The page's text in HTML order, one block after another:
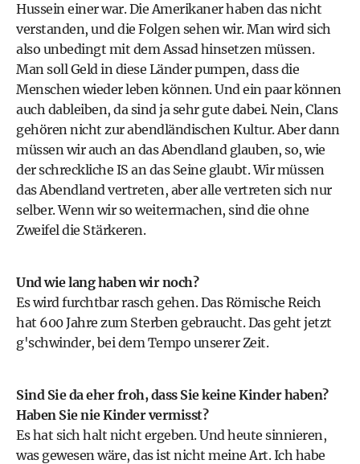
Hussein einer war. Die Amerikaner haben das nicht
verstanden, und die Folgen sehen wir. Man wird sich
also unbedingt mit dem Assad hinsetzen müssen.
Man soll Geld in diese Länder pumpen, dass die
Menschen wieder leben können. Und ein paar können
auch dableiben, da sind ja sehr gute dabei. Nein, Clans
gehören nicht zur abendländischen Kultur. Aber dann
müssen wir auch an das Abendland glauben, so, wie
der schreckliche IS an das Seine glaubt. Wir müssen
das Abendland vertreten, aber alle vertreten sich nur
selber. Wenn wir so weitermachen, sind die ohne
Zweifel die Stärkeren.
Und wie lang haben wir noch?
Es wird furchtbar rasch gehen. Das Römische Reich
hat 600 Jahre zum Sterben gebraucht. Das geht jetzt
g'schwinder, bei dem Tempo unserer Zeit.
Sind Sie da eher froh, dass Sie keine Kinder haben?
Haben Sie nie Kinder vermisst?
Es hat sich halt nicht ergeben. Und heute sinnieren,
was gewesen wäre, das ist nicht meine Art. Ich habe